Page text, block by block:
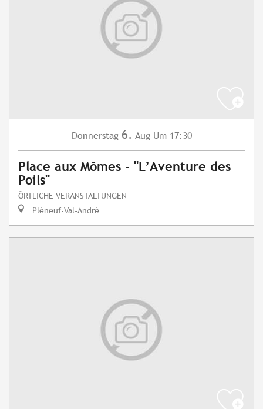
Donnerstag 6. Aug Um 17:30
Place aux Mômes - "L’Aventure des
Poils"
ÖRTLICHE VERANSTALTUNGEN
Pléneuf-Val-André